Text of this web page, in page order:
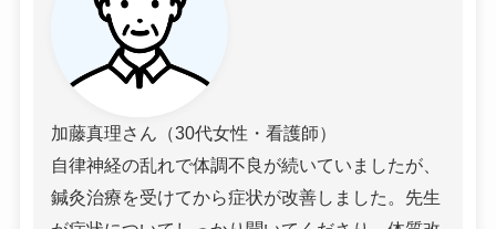
加藤真理さん（30代女性・看護師）
自律神経の乱れで体調不良が続いていましたが、
鍼灸治療を受けてから症状が改善しました。先生